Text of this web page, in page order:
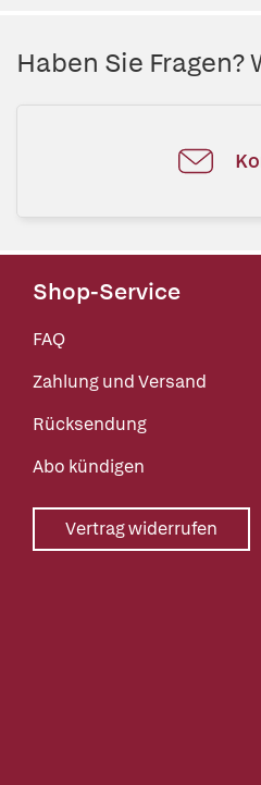
Haben Sie
Shop-Service
FAQ
Zahlung und Versand
Rücksendung
Abo kündigen
Vertrag widerrufen